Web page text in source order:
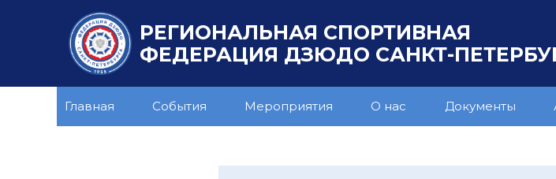
РЕГИОНАЛЬНАЯ СПОРТИВНАЯ
ФЕДЕРАЦИЯ ДЗЮДО САНКТ-
Главная События Мероприятия О нас Документы